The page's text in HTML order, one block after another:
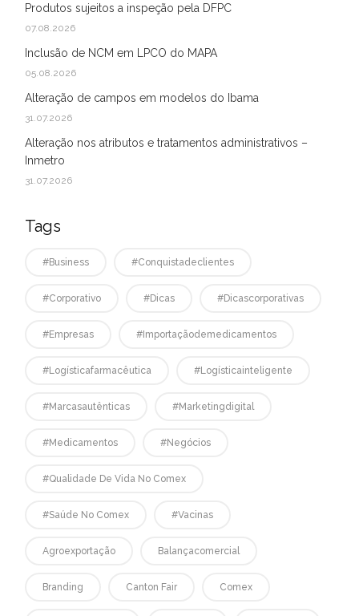
Produtos sujeitos a inspeção pela DFPC
07.08.2026
Inclusão de NCM em LPCO do MAPA
05.08.2026
Alteração de campos em modelos do Ibama
31.07.2026
Alteração nos atributos e tratamentos administrativos –
Inmetro
31.07.2026
Tags
#business #conquistadeclientes
#corporativo #dicas #dicascorporativas
#empresas #Importaçãodemedicamentos
#logísticafarmacêutica #logísticainteligente
#marcasautênticas #marketingdigital
#medicamentos #negócios
#qualidade De Vida No Comex
#saúde No Comex #vacinas
Agroexportação Balançacomercial
Branding Canton Fair Comex